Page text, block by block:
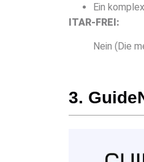
Ein
ITAR-FREI:
Nein (Die
3.